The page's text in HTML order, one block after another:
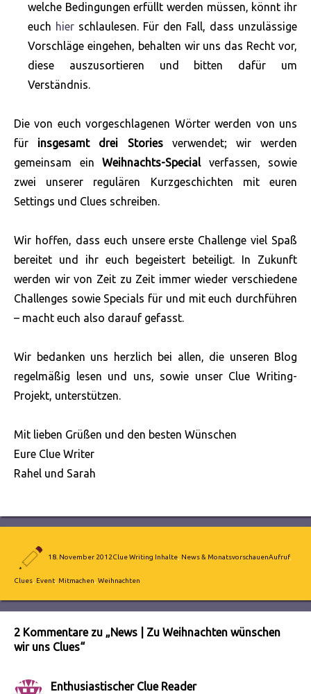
welche Bedingungen erfüllt werden müssen, könnt ihr
euch hier schlaulesen. Für den Fall, dass unzulässige
Vorschläge eingehen, behalten wir uns das Recht vor,
diese auszusortieren und bitten dafür um
Verständnis.
Die von euch vorgeschlagenen Wörter werden von uns
für insgesamt drei Storiesverwendet; wir werden
gemeinsam ein Weihnachts-Specialverfassen, sowie
zwei unserer regulären Kurzgeschichten mit euren
Settings und Clues schreiben.
Wir hoffen, dass euch unsere erste Challenge viel Spaß
bereitet und ihr euch begeistert beteiligt. In Zukunft
werden wir von Zeit zu Zeit immer wieder verschiedene
Challenges sowie Specials für und mit euch durchführen
– macht euch also darauf gefasst.
Wir bedanken uns herzlich bei allen, die unseren Blog
regelmäßig lesen und uns, sowie unser Clue Writing-
Projekt, unterstützen.
Mit lieben Grüßen und den besten Wünschen
Eure Clue Writer
Rahel und Sarah
am
18. November 2012Clue Writing Inhalte, News & MonatsvorschauenAufruf,
Clues, Event, Mitmachen, Weihnachten
2 Kommentare zu „News | Zu Weihnachten wünschen
wir uns Clues“
Enthusiastischer Clue Readersagt: